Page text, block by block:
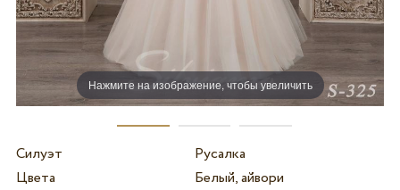
Нажмите на изображение, чтобы увеличить
Силуэт
Русалка
Цвета
Белый, айвори